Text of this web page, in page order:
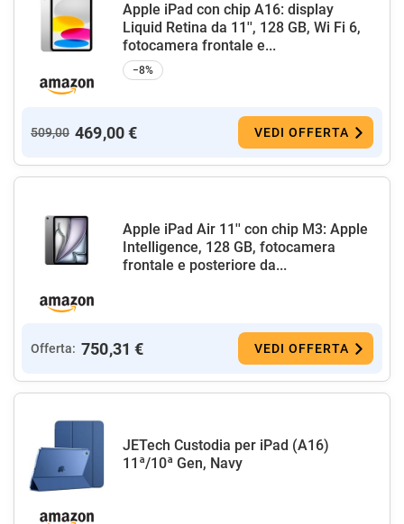
Apple iPad con chip A16: display
Liquid Retina da 11'', 128 GB, Wi Fi 6,
fotocamera frontale e...
−8%
509,00 469,00 € VEDI OFFERTA
Apple iPad Air 11'' con chip M3: Apple
Intelligence, 128 GB, fotocamera
frontale e posteriore da...
Offerta: 750,31 € VEDI OFFERTA
JETech Custodia per iPad (A16)
11ª/10ª Gen, Navy